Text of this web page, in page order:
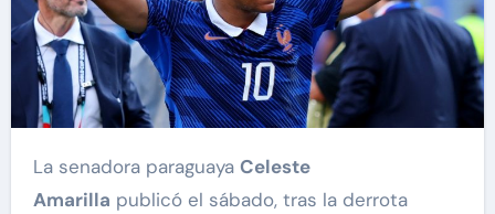
La senadora paraguaya Celeste
Amarilla publicó el sábado, tras la derrota